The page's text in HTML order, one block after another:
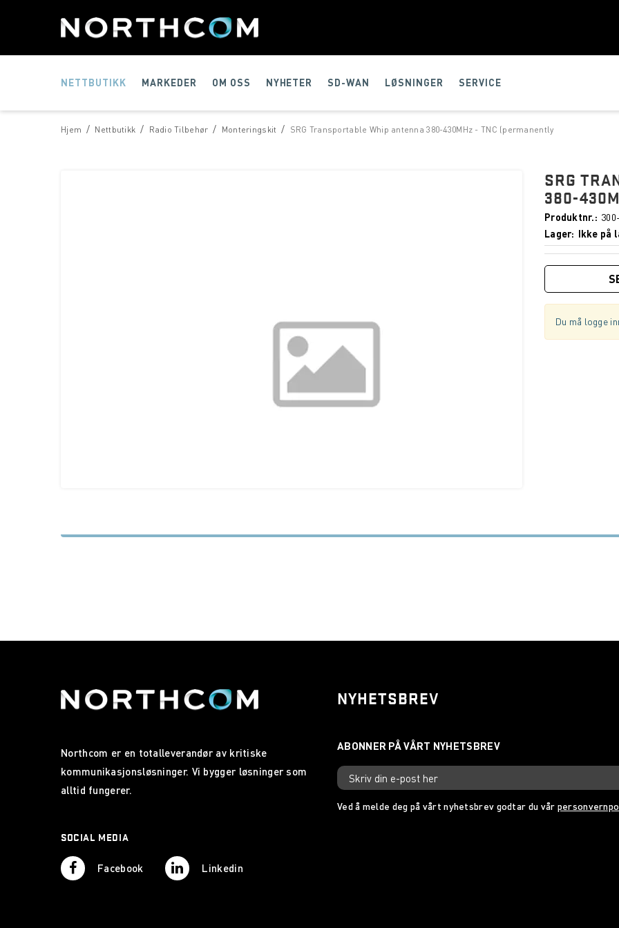
NETTBUTIKK MARKEDER OM OSS NYHETER SD-WAN LØSNINGER SERVICE
/
Hjem /
Nettbutikk /
Radio Tilbehør /
Monteringskit SRG Transportable Whip antenna 380-430MHz - TNC (permanently
SRG
380-
Produktnr.
Lager
Ikke på
Du må logge
Northcom er en totalleverandør av kritiske
kommunikasjonsløsninger. Vi bygger løsninger som
alltid fungerer.
SOCIAL MEDIA
Facebook Linkedin
NYHETSBREV
Ved å melde deg på vårt nyhetsbrev godtar du vår